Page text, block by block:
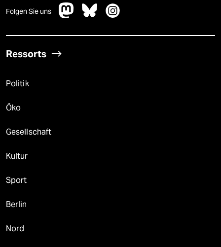
Folgen Sie uns
Ressorts
Politik
Öko
Gesellschaft
Kultur
Sport
Berlin
Nord